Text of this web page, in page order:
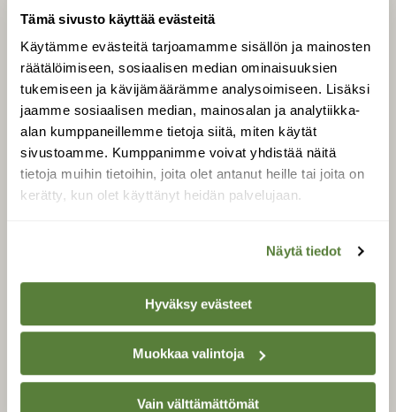
Tämä sivusto käyttää evästeitä
Käytämme evästeitä tarjoamamme sisällön ja mainosten
räätälöimiseen, sosiaalisen median ominaisuuksien
tukemiseen ja kävijämäärämme analysoimiseen. Lisäksi
jaamme sosiaalisen median, mainosalan ja analytiikka-
alan kumppaneillemme tietoja siitä, miten käytät
sivustoamme. Kumppanimme voivat yhdistää näitä
tietoja muihin tietoihin, joita olet antanut heille tai joita on
kerätty, kun olet käyttänyt heidän palvelujaan.
Näytä tiedot
Hyväksy evästeet
Muokkaa valintoja
Vain välttämättömät
Uusin lehti
Tilaa Suomen Luonto
Tilaa digilukuoikeus
Äänestä parasta juttua
Tilaa uutiskirje
SUOMEN LUONNON­
Suomen Luonto -lehden
kustantaja onSuomen
luonnonsuojelu­liitto.